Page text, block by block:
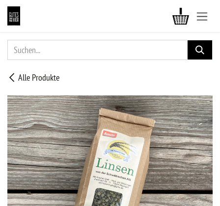
ZUM INHALT SPRINGEN
Alle Produkte